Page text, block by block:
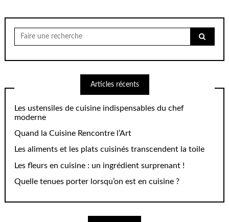
Chercher
pour:
Articles récents
Les ustensiles de cuisine indispensables du chef
moderne
Quand la Cuisine Rencontre l’Art
Les aliments et les plats cuisinés transcendent la toile
Les fleurs en cuisine : un ingrédient surprenant !
Quelle tenues porter lorsqu’on est en cuisine ?